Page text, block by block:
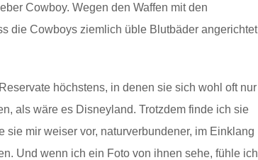
Cowboy. Wegen den Waffen mit den
die Cowboys ziemlich üble Blutbäder angerichtet
höchstens, in denen sie sich wohl oft nur
als wäre es Disneyland. Trotzdem finde ich sie
mir weiser vor, naturverbundener, im Einklang
Und wenn ich ein Foto von ihnen sehe, fühle ich